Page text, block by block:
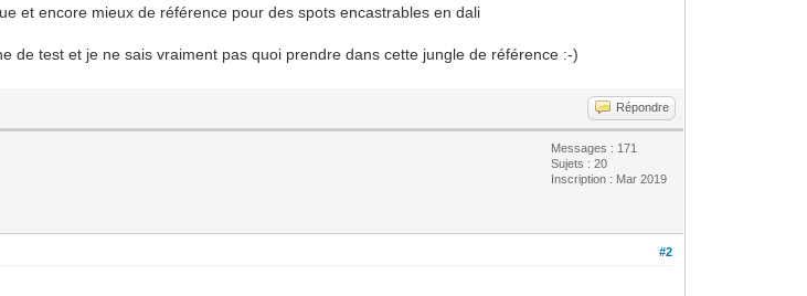
et encore mieux de référence pour des spots encastrables en dali
test et je ne sais vraiment pas quoi prendre dans cette jungle de référence :-)
Répondre
Messages : 171
Sujets : 20
Inscription : Mar 2019
#2